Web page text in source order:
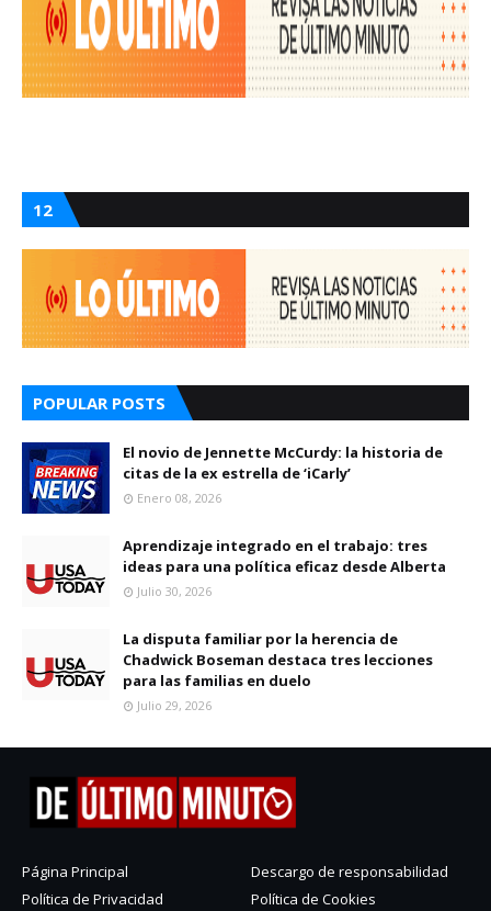
12
POPULAR POSTS
El novio de Jennette McCurdy: la historia de
citas de la ex estrella de ‘iCarly’
Enero 08, 2026
Aprendizaje integrado en el trabajo: tres
ideas para una política eficaz desde Alberta
Julio 30, 2026
La disputa familiar por la herencia de
Chadwick Boseman destaca tres lecciones
para las familias en duelo
Julio 29, 2026
Página Principal
Descargo de responsabilidad
Política de Privacidad
Política de Cookies